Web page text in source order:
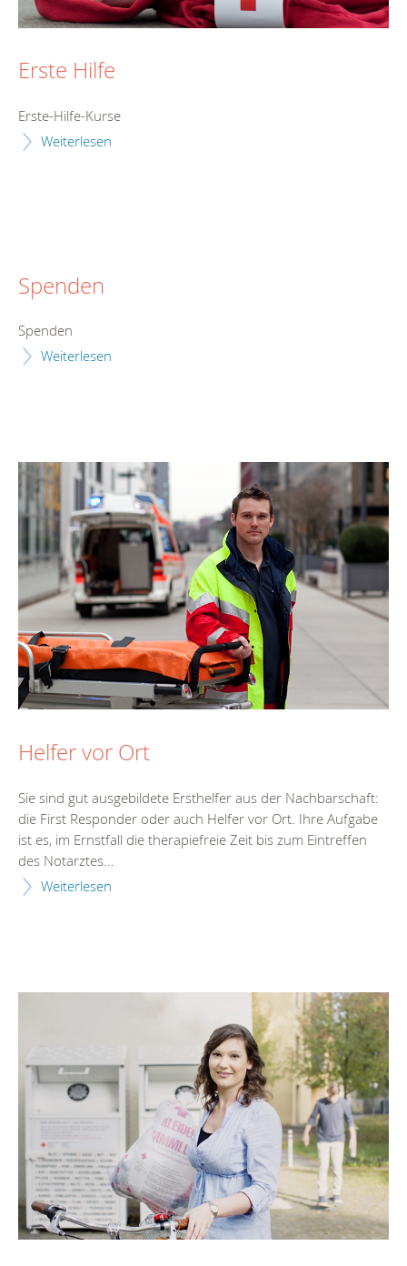
Erste Hilfe
Erste-Hilfe-Kurse
Weiterlesen
Spenden
Spenden
Weiterlesen
Helfer vor Ort
Sie sind gut ausgebildete Ersthelfer aus der Nachbarschaft:
die First Responder oder auch Helfer vor Ort. Ihre Aufgabe
ist es, im Ernstfall die therapiefreie Zeit bis zum Eintreffen
des Notarztes...
Weiterlesen